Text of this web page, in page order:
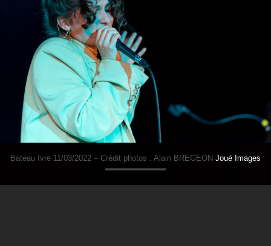
Bateau Ivre 11/03/2022 – Crédit photos : Alain BREGEON Joué Images